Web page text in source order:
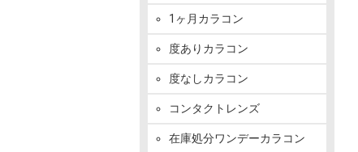
1ヶ月カラコン
度ありカラコン
度なしカラコン
コンタクトレンズ
在庫処分ワンデーカラコン